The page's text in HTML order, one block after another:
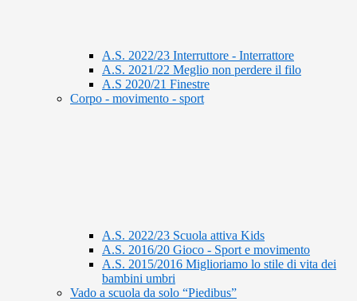
A.S. 2022/23 Interruttore - Interrattore
A.S. 2021/22 Meglio non perdere il filo
A.S 2020/21 Finestre
Corpo - movimento - sport
A.S. 2022/23 Scuola attiva Kids
A.S. 2016/20 Gioco - Sport e movimento
A.S. 2015/2016 Miglioriamo lo stile di vita dei
bambini umbri
Vado a scuola da solo “Piedibus”